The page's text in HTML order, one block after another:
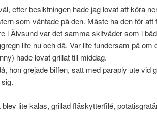
efter besiktningen hade jag lovat att köra
som väntade på den. Måste ha den för att
i Älvsund var det samma skitväder som i
lite nu och då. Var lite fundersam på
hade lovat grillat till middag.
hon grejade biffen, satt med paraply ute vid
blev lite kalas, grillad fläskytterfilé,